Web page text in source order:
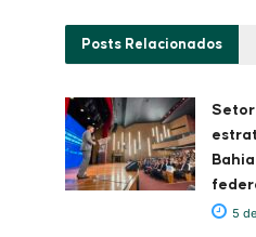
Posts Relacionados
5